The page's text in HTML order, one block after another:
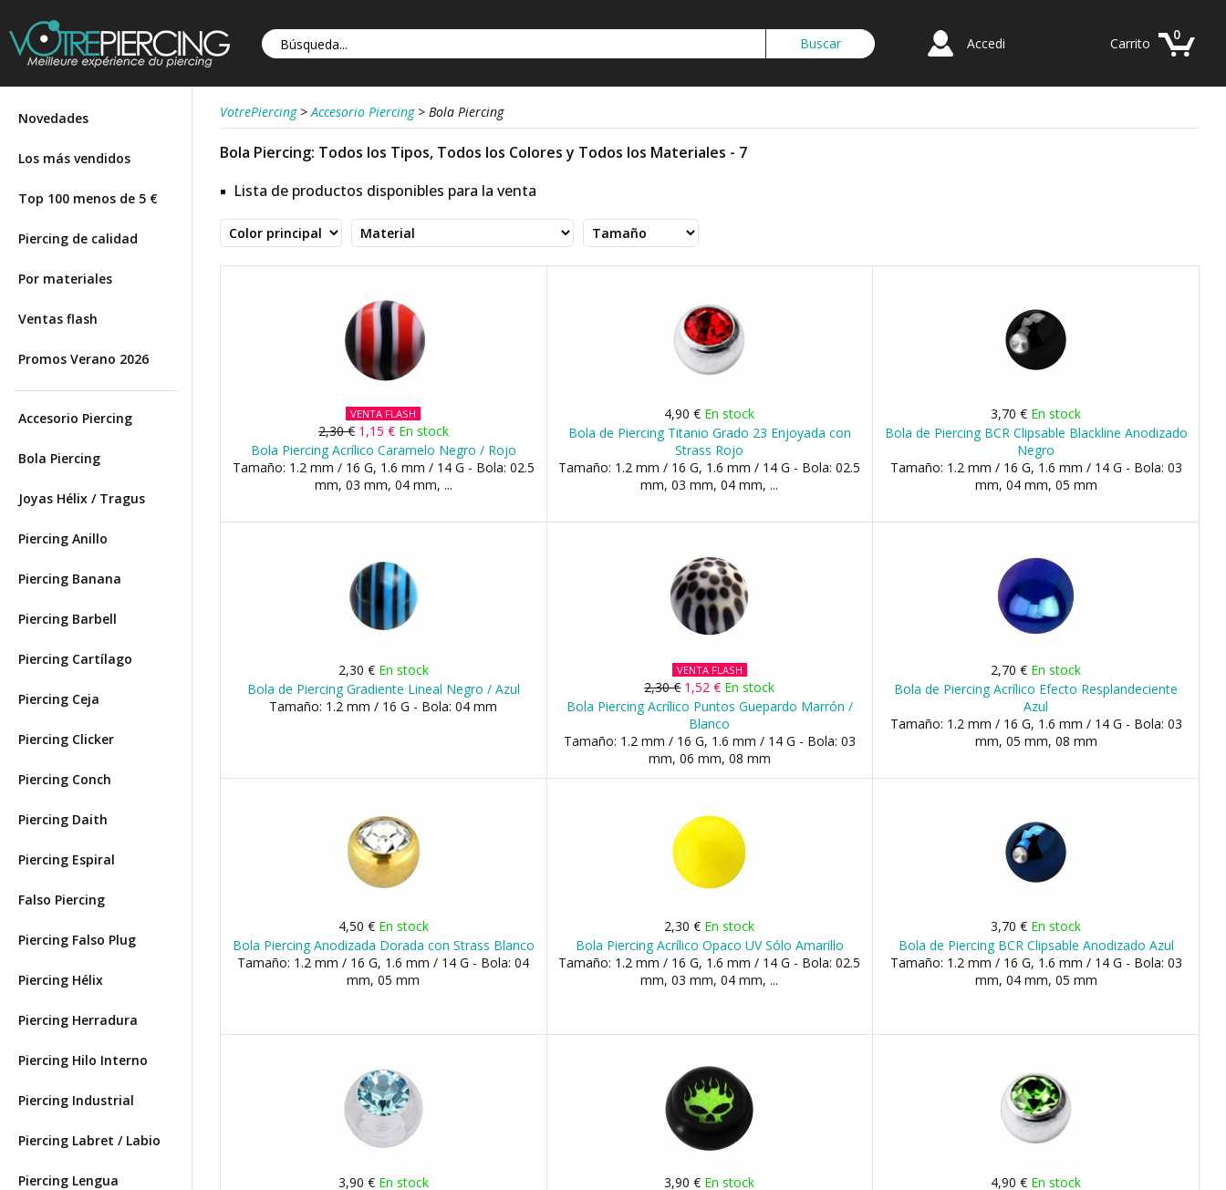
Accedi
0
Carrito
Novedades
Los más vendidos
Top 100 menos de 5 €
Piercing de calidad
Por materiales
Ventas flash
Promos Verano 2026
Accesorio Piercing
Bola Piercing
Joyas Hélix / Tragus
Piercing Anillo
Piercing Banana
Piercing Barbell
Piercing Cartílago
Piercing Ceja
Piercing Clicker
Piercing Conch
Piercing Daith
Piercing Espiral
Falso Piercing
Piercing Falso Plug
Piercing Hélix
Piercing Herradura
Piercing Hilo Interno
Piercing Industrial
Piercing Labret / Labio
Piercing Lengua
VotrePiercing > Accesorio Piercing > Bola Piercing
Bola Piercing: Todos los Tipos, Todos los Colores y Todos los Materiales - 7
Lista de productos disponibles para la venta
VENTA FLASH
2,30 € 1,15 € En stock
Bola Piercing Acrílico Caramelo Negro / Rojo
Tamaño: 1.2 mm / 16 G, 1.6 mm / 14 G - Bola: 02.5
mm, 03 mm, 04 mm, ...
4,90 € En stock
Bola de Piercing Titanio Grado 23 Enjoyada con
Strass Rojo
Tamaño: 1.2 mm / 16 G, 1.6 mm / 14 G - Bola: 02.5
mm, 03 mm, 04 mm, ...
3,70 € En stock
Bola de Piercing BCR Clipsable Blackline Anodizado
Negro
Tamaño: 1.2 mm / 16 G, 1.6 mm / 14 G - Bola: 03
mm, 04 mm, 05 mm
2,30 € En stock
Bola de Piercing Gradiente Lineal Negro / Azul
Tamaño: 1.2 mm / 16 G - Bola: 04 mm
VENTA FLASH
2,30 € 1,52 € En stock
Bola Piercing Acrílico Puntos Guepardo Marrón /
Blanco
Tamaño: 1.2 mm / 16 G, 1.6 mm / 14 G - Bola: 03
mm, 06 mm, 08 mm
2,70 € En stock
Bola de Piercing Acrílico Efecto Resplandeciente
Azul
Tamaño: 1.2 mm / 16 G, 1.6 mm / 14 G - Bola: 03
mm, 05 mm, 08 mm
4,50 € En stock
Bola Piercing Anodizada Dorada con Strass Blanco
Tamaño: 1.2 mm / 16 G, 1.6 mm / 14 G - Bola: 04
mm, 05 mm
2,30 € En stock
Bola Piercing Acrílico Opaco UV Sólo Amarillo
Tamaño: 1.2 mm / 16 G, 1.6 mm / 14 G - Bola: 02.5
mm, 03 mm, 04 mm, ...
3,70 € En stock
Bola de Piercing BCR Clipsable Anodizado Azul
Tamaño: 1.2 mm / 16 G, 1.6 mm / 14 G - Bola: 03
mm, 04 mm, 05 mm
3,90 € En stock
3,90 € En stock
4,90 € En stock